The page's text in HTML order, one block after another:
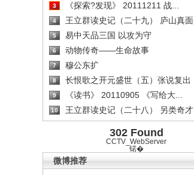
3 《探索?发现》 20111211 战...
4 王立群读史记（二十九） 庐山真面
5 易中天品三国 以攻为守
6 动物传奇——生命故事
7 穆公东扩
8 长恨歌之开元盛世（五）张说复出
9 《读书》 20110905 《写给大...
10 王立群读史记（二十八） 另类奇才
302 Found
CCTV_WebServer
锘�
微博推荐